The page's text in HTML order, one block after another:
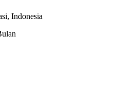
, Indonesia